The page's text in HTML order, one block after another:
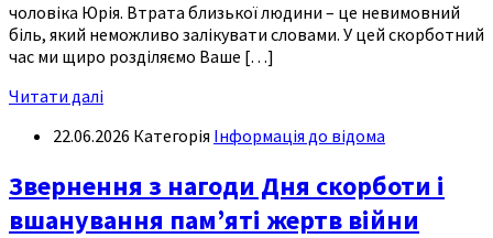
чоловіка Юрія. Втрата близької людини – це невимовний
біль, який неможливо залікувати словами. У цей скорботний
час ми щиро розділяємо Ваше […]
Читати далі
22.06.2026 Категорія Інформація до відома
Звернення з нагоди Дня скорботи і
вшанування пам’яті жертв війни